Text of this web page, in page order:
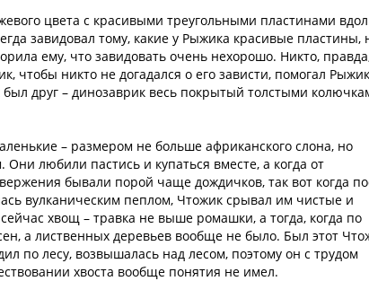
цвета с красивыми треугольными пластинами
завидовал тому, какие у Рыжика красивые пластины,
ему, что завидовать очень нехорошо. Никто,
чтобы никто не догадался о его зависти, помогал
друг – динозаврик весь покрытый толстыми
– размером не больше африканского слона, но
любили пастись и купаться вместе, а когда от
бывали порой чаще дождичков, так вот когда
вулканическим пеплом, Чтожик срывал им чистые и
хвощ – травка не выше ромашки, а тогда, когда по
а лиственных деревьев вообще не было. Был этот
по лесу, возвышалась над лесом, поэтому он с трудом
хвоста вообще понятия не имел.